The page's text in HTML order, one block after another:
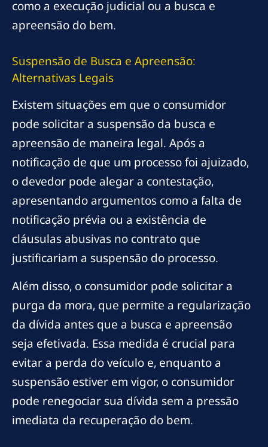
como a execução judicial ou a busca e
apreensão do bem.
Suspensão de Busca e Apreensão:
Alternativas Legais
Existem situações em que o consumidor
pode solicitar a suspensão da busca e
apreensão de maneira legal. Após a
notificação de que um processo foi ajuizado,
o devedor pode alegar a contestação,
apresentando argumentos como a falta de
notificação prévia ou a existência de
cláusulas abusivas no contrato que
justificariam a suspensão do processo.
Além disso, o consumidor pode solicitar a
purga da mora, que permite a regularização
da dívida antes que a busca e apreensão
seja efetivada. Essa medida é crucial para
evitar a perda do veículo e, enquanto a
suspensão estiver em vigor, o consumidor
pode renegociar sua dívida sem a pressão
imediata da recuperação do bem.